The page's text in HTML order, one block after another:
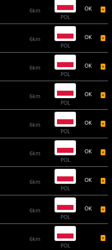
6km
POL
OK
6km
POL
OK
6km
POL
OK
6km
POL
OK
6km
POL
OK
6km
POL
OK
6km
POL
OK
6km
POL
OK
6km
POL